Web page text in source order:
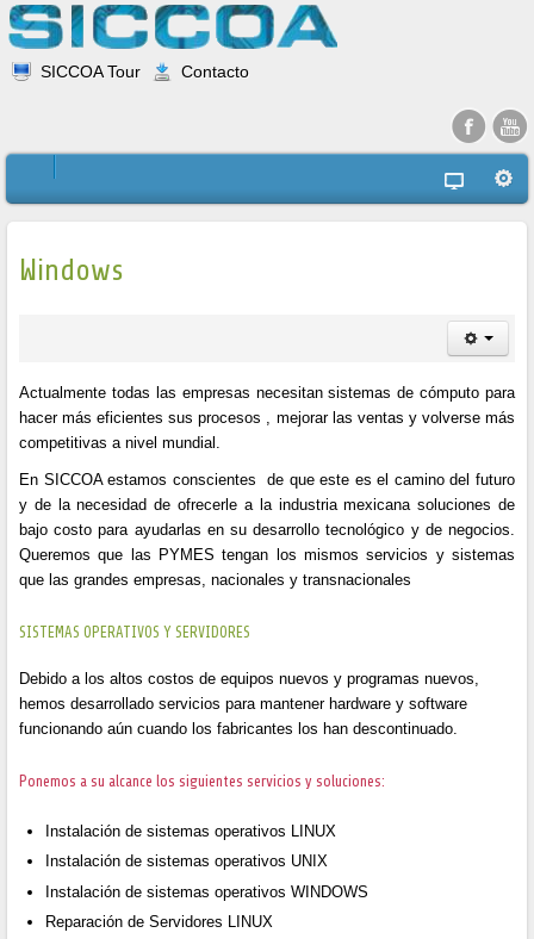
SICCOA Tour Contacto
Windows
Actualmente todas las empresas necesitan sistemas de cómputo para
hacer más eficientes sus procesos , mejorar las ventas y volverse más
competitivas a nivel mundial.
En SICCOA estamos conscientes de que este es el camino del futuro
y de la necesidad de ofrecerle a la industria mexicana soluciones de
bajo costo para ayudarlas en su desarrollo tecnológico y de negocios.
Queremos que las PYMES tengan los mismos servicios y sistemas
que las grandes empresas, nacionales y transnacionales
SISTEMAS OPERATIVOS Y SERVIDORES
Debido a los altos costos de equipos nuevos y programas nuevos,
hemos desarrollado servicios para mantener hardware y software
funcionando aún cuando los fabricantes los han descontinuado.
Ponemos a su alcance los siguientes servicios y soluciones:
Instalación de sistemas operativos LINUX
Instalación de sistemas operativos UNIX
Instalación de sistemas operativos WINDOWS
Reparación de Servidores LINUX